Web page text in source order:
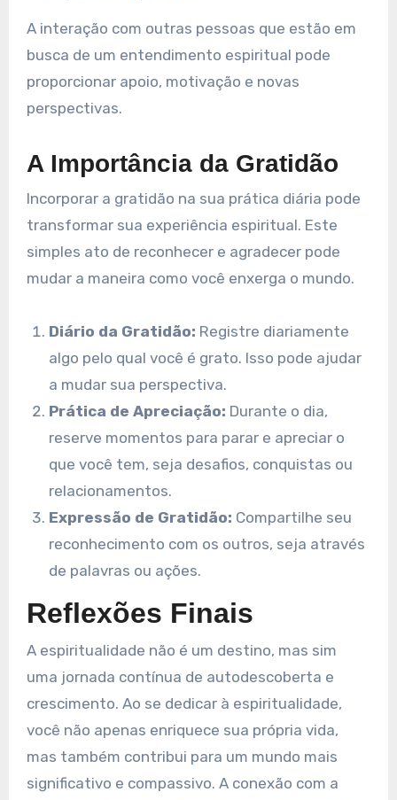
A interação com outras pessoas que estão em
busca de um entendimento espiritual pode
proporcionar apoio, motivação e novas
perspectivas.
A Importância da Gratidão
Incorporar a gratidão na sua prática diária pode
transformar sua experiência espiritual. Este
simples ato de reconhecer e agradecer pode
mudar a maneira como você enxerga o mundo.
Diário da Gratidão: Registre diariamente
algo pelo qual você é grato. Isso pode ajudar
a mudar sua perspectiva.
Prática de Apreciação: Durante o dia,
reserve momentos para parar e apreciar o
que você tem, seja desafios, conquistas ou
relacionamentos.
Expressão de Gratidão: Compartilhe seu
reconhecimento com os outros, seja através
de palavras ou ações.
Reflexões Finais
A espiritualidade não é um destino, mas sim
uma jornada contínua de autodescoberta e
crescimento. Ao se dedicar à espiritualidade,
você não apenas enriquece sua própria vida,
mas também contribui para um mundo mais
significativo e compassivo. A conexão com a